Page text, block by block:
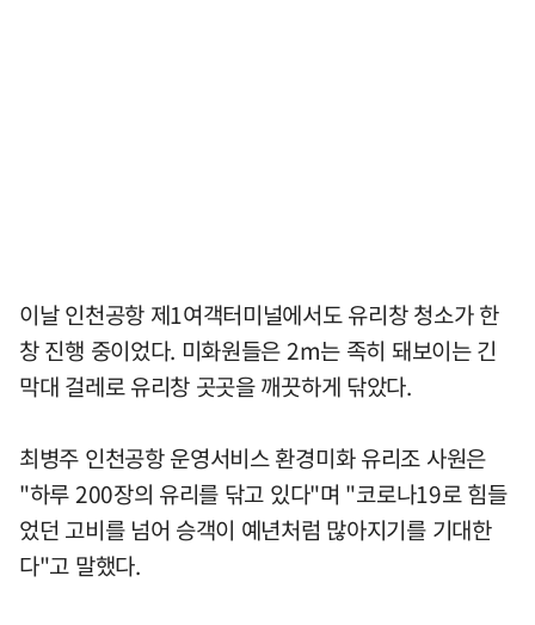
이날 인천공항 제1여객터미널에서도 유리창 청소가 한
창 진행 중이었다. 미화원들은 2m는 족히 돼보이는 긴
막대 걸레로 유리창 곳곳을 깨끗하게 닦았다.
최병주 인천공항 운영서비스 환경미화 유리조 사원은
"하루 200장의 유리를 닦고 있다"며 "코로나19로 힘들
었던 고비를 넘어 승객이 예년처럼 많아지기를 기대한
다"고 말했다.